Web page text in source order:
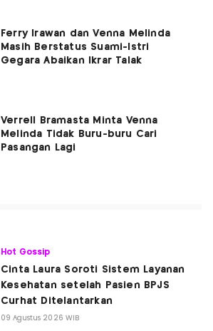
Ferry Irawan dan Venna Melinda
Masih Berstatus Suami-Istri
Gegara Abaikan Ikrar Talak
Verrell Bramasta Minta Venna
Melinda Tidak Buru-buru Cari
Pasangan Lagi
Hot Gossip
Cinta Laura Soroti Sistem Layanan
Kesehatan setelah Pasien BPJS
Curhat Ditelantarkan
09 Agustus 2026 WIB